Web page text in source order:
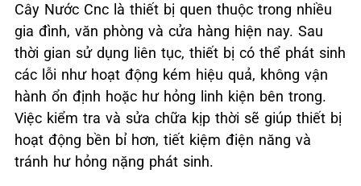
Cây Nước Cnc là thiết bị quen thuộc trong nhiều
gia đình, văn phòng và cửa hàng hiện nay. Sau
thời gian sử dụng liên tục, thiết bị có thể phát sinh
các lỗi như hoạt động kém hiệu quả, không vận
hành ổn định hoặc hư hỏng linh kiện bên trong.
Việc kiểm tra và sửa chữa kịp thời sẽ giúp thiết bị
hoạt động bền bỉ hơn, tiết kiệm điện năng và
tránh hư hỏng nặng phát sinh.